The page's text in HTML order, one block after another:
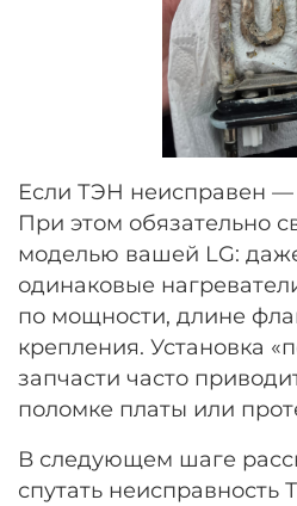
Если ТЭН неисправен —
При этом обязательно
моделью вашей LG:
одинаковые
по мощности, длине
крепления. Установка
запчасти часто
поломке платы или
В следующем шаге
спутать неисправность